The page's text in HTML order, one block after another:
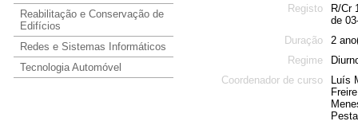
Reabilitação e Conservação de
Edifícios
Redes e Sistemas Informáticos
Tecnologia Automóvel
Registo
R/Cr
de
Duração
2
Regime
Coordenador de curso
Luís
Freire